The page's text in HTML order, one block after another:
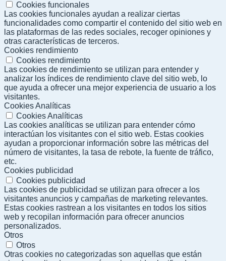
Cookies funcionales
Las cookies funcionales ayudan a realizar ciertas
funcionalidades como compartir el contenido del sitio web en
las plataformas de las redes sociales, recoger opiniones y
otras características de terceros.
Cookies rendimiento
Cookies rendimiento
Las cookies de rendimiento se utilizan para entender y
analizar los índices de rendimiento clave del sitio web, lo
que ayuda a ofrecer una mejor experiencia de usuario a los
visitantes.
Cookies Analíticas
Cookies Analíticas
Las cookies analíticas se utilizan para entender cómo
interactúan los visitantes con el sitio web. Estas cookies
ayudan a proporcionar información sobre las métricas del
número de visitantes, la tasa de rebote, la fuente de tráfico,
etc.
Cookies publicidad
Cookies publicidad
Las cookies de publicidad se utilizan para ofrecer a los
visitantes anuncios y campañas de marketing relevantes.
Estas cookies rastrean a los visitantes en todos los sitios
web y recopilan información para ofrecer anuncios
personalizados.
Otros
Otros
Otras cookies no categorizadas son aquellas que están